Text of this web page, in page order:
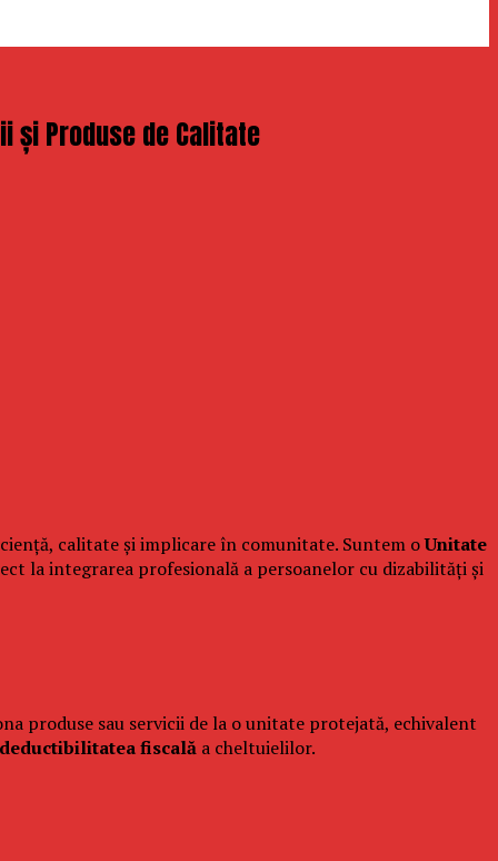
și Produse de Calitate
calitate și implicare în comunitate. Suntem oUnitate
la integrarea profesională a persoanelor cu dizabilități și
produse sau servicii de la o unitate protejată, echivalent
deductibilitatea fiscală a cheltuielilor.